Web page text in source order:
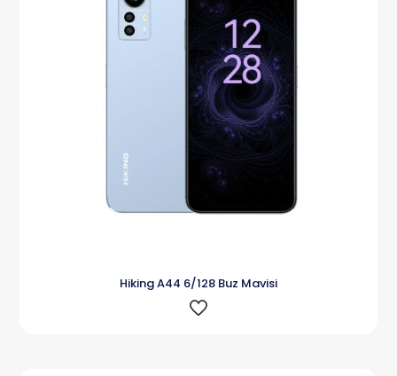
Hiking A44 6/128 Buz Mavisi